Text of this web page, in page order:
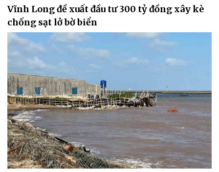
Vĩnh Long đề xuất đầu tư 300 tỷ đồng xây kè
chống sạt lở bờ biển